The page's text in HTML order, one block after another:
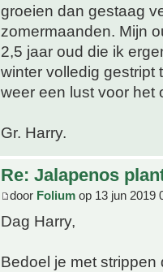
groeien dan gestaag
zomermaanden. Mijn
2,5 jaar oud die ik
winter volledig gestript
weer een lust voor het
Gr. Harry.
Re: Jalapenos
door Folium op 13 jun 2019
Dag Harry,
Bedoel je met